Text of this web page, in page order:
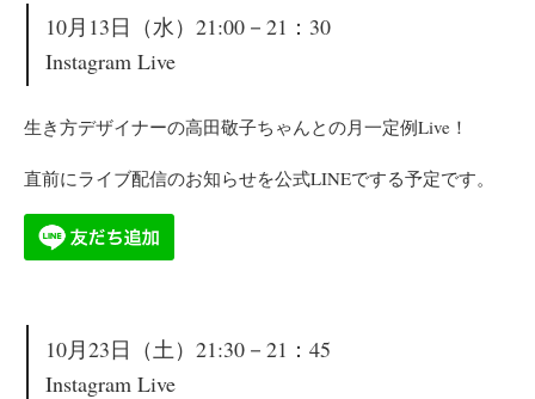
10月13日（水）21:00－21：30
Instagram Live
生き方デザイナーの高田敬子ちゃんとの月一定例Live！
直前にライブ配信のお知らせを公式LINEでする予定です。
10月23日（土）21:30－21：45
Instagram Live